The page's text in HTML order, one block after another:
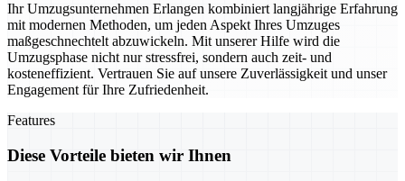
Ihr Umzugsunternehmen Erlangen kombiniert langjährige Erfahrung
mit modernen Methoden, um jeden Aspekt Ihres Umzuges
maßgeschnechtelt abzuwickeln. Mit unserer Hilfe wird die
Umzugsphase nicht nur stressfrei, sondern auch zeit- und
kosteneffizient. Vertrauen Sie auf unsere Zuverlässigkeit und unser
Engagement für Ihre Zufriedenheit.
Features
Diese Vorteile bieten wir Ihnen